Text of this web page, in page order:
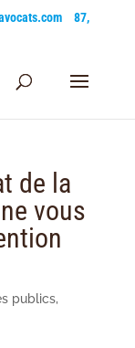
87,
de la
vous
publics,